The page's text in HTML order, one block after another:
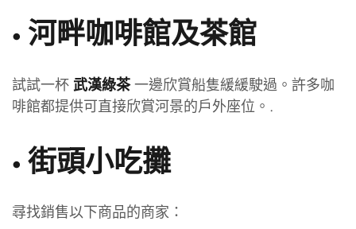
• 河畔咖啡館及茶館
試試一杯 武漢綠茶一邊欣賞船隻緩緩駛過。許多咖
啡館都提供可直接欣賞河景的戶外座位。.
• 街頭小吃攤
尋找銷售以下商品的商家：